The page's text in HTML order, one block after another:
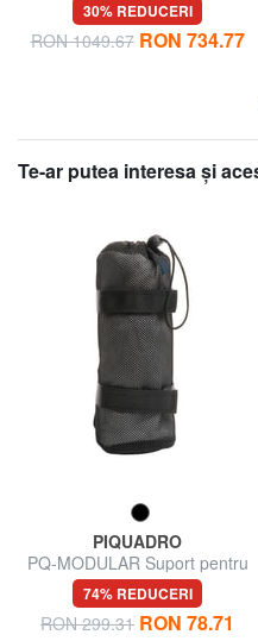
30% REDUCERI
RON 1049.67 RON 734.77
Te-ar putea interesa şi
PIQUADRO
PQ-MODULAR Suport pentru
sticle de apă
74% REDUCERI
RON 299.31 RON 78.71